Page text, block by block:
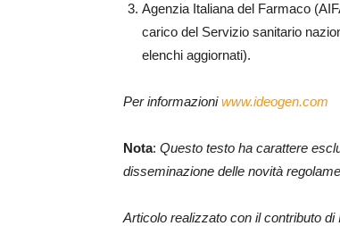
Agenzia Italiana del Farmaco
carico del Servizio sanitario
elenchi aggiornati).
Per informazioniwww.ideogen.com
Nota: Questo testo ha carattere
disseminazione delle novità
Articolo realizzato con il contributo di